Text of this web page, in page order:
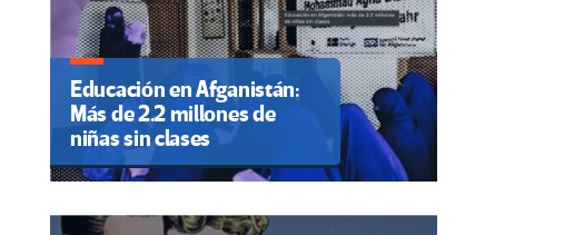
Educación en Afganistán:
Más de 2.2 millones de
niñas sin clases